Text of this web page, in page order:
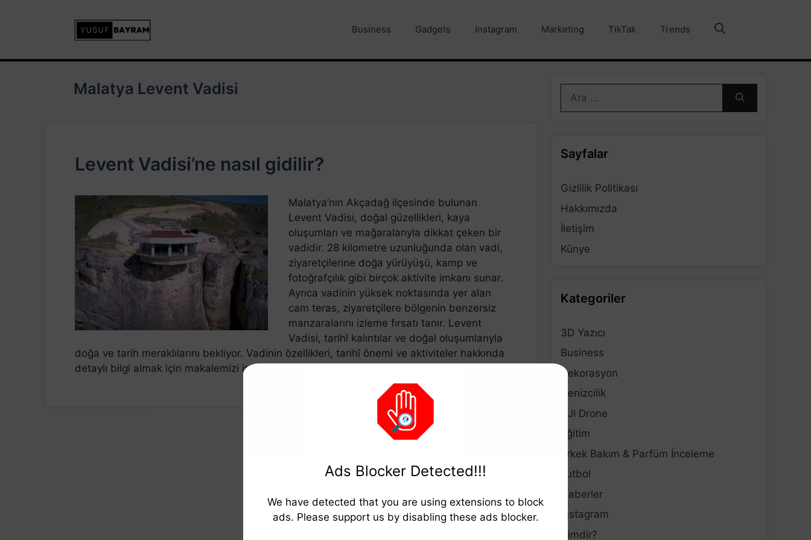
Business Gadgets Instagram Marketing TikTak Trends
Malatya Levent Vadisi
Levent Vadisi’ne nasıl gidilir?
Malatya’nın Akçadağ ilçesinde bulunan
Levent Vadisi, doğal güzellikleri, kaya
oluşumları ve mağaralarıyla dikkat çeken bir
vadidir. 28 kilometre uzunluğunda olan vadi,
ziyaretçilerine doğa yürüyüşü, kamp ve
fotoğrafçılık gibi birçok aktivite imkanı sunar.
Ayrıca vadinin yüksek noktasında yer alan
cam teras, ziyaretçilere bölgenin benzersiz
manzaralarını izleme fırsatı tanır. Levent
Vadisi, tarihî kalıntılar ve doğal oluşumlarıyla
doğa ve tarih meraklılarını bekliyor. Vadinin özellikleri, tarihî önemi ve aktiviteler hakkında
detaylı bilgi almak için makalemizi inceleyin.
Sayfalar
Gizlilik Politikası
Hakkımızda
İletişim
Künye
Kategoriler
3D Yazıcı
Business
Dekorasyon
Denizcilik
DJI Drone
Eğitim
Erkek Bakım & Parfüm İnceleme
Futbol
Haberler
Instagram
Kimdir?
Ads Blocker Detected!!!
We have detected that you are using extensions to block
ads. Please support us by disabling these ads blocker.